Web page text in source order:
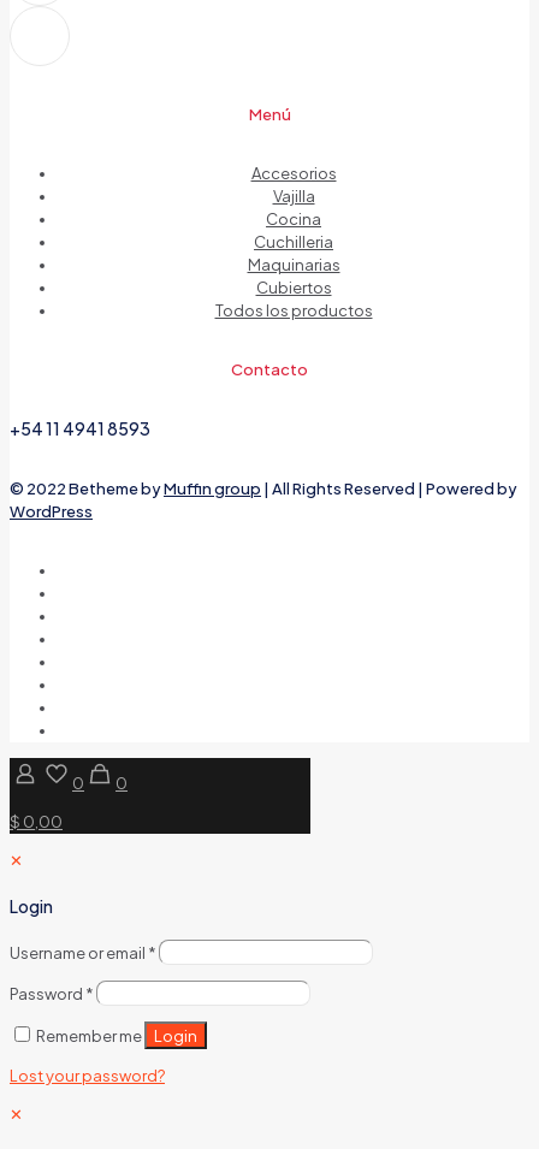
Menú
Accesorios
Vajilla
Cocina
Cuchilleria
Maquinarias
Cubiertos
Todos los productos
Contacto
+54 11 4941 8593
© 2022 Betheme byMuffin group | All Rights Reserved | Powered by
WordPress
0
0
$ 0,00
✕
Login
Username or email *
Password *
Remember me Login
Lost your password?
✕